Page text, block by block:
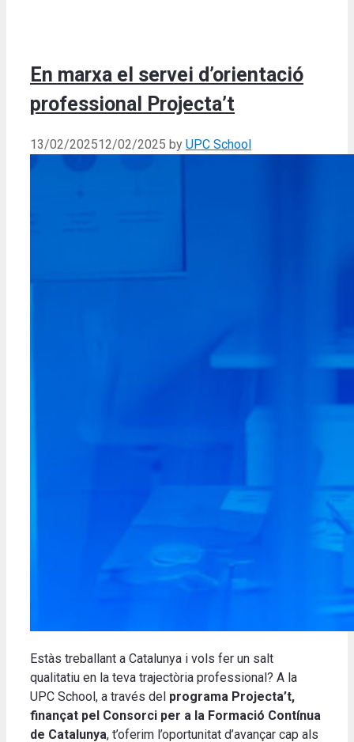
En marxa el servei d’orientació
professional Projecta’t
13/02/202512/02/2025 by UPC School
Estàs treballant a Catalunya i vols fer un salt
qualitatiu en la teva trajectòria professional? A la
UPC School, a través del programa Projecta’t,
finançat pel Consorci per a la Formació Contínua
de Catalunya, t’oferim l’oportunitat d’avançar cap als